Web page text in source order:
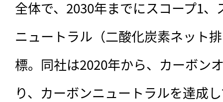
全体で、2030年までにスコープ1
ニュートラル（二酸化炭素ネット
標。同社は2020年から、カーボン
り、カーボンニュートラルを達成